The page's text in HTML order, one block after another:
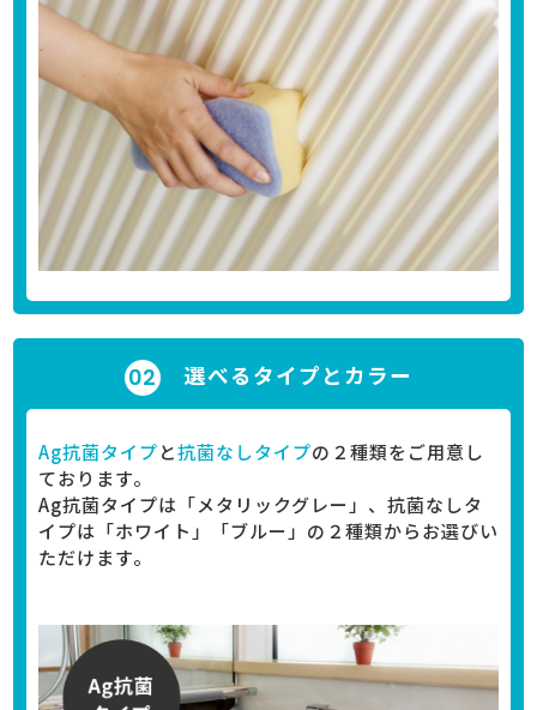
選べるタイプとカラー
Ag抗菌タイプと抗菌なしタイプの２種類をご用意し
ております。
Ag抗菌タイプは「メタリックグレー」、抗菌なしタ
イプは「ホワイト」「ブルー」の２種類からお選びい
ただけます。